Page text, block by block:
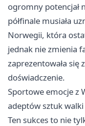
ogromny potencjał
półfinale musiała
Norwegii, która
jednak nie zmienia
zaprezentowała się
doświadczenie.
Sportowe emocje z
adeptów sztuk walki
Ten sukces to nie